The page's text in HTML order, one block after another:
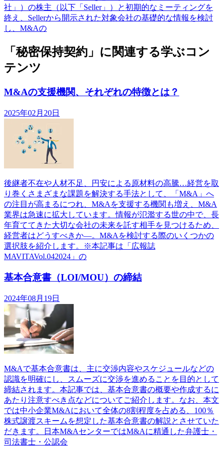
社」）の株主（以下「Seller」）と初期的なミーティングを
終え、Sellerから開示された対象会社の基礎的な情報を検討
し、M&Aの
「秘密保持契約」に関連する学ぶコン
テンツ
M&Aの支援機関、それぞれの特徴とは？
2025年02月20日
後継者不在や人材不足、円安による原材料の高騰…経営を取
り巻くさまざまな課題を解決する手法として、「M&A」へ
の注目が高まるにつれ、M&Aを支援する機関も増え、M&A
業界は急速に拡大しています。情報が氾濫する世の中で、長
年育ててきた大切な会社の未来を託す相手を見つけるため、
経営者はどうすべきか―。M&Aを検討する際のいくつかの
選択肢を紹介します。※本記事は「広報誌
MAVITAVol.042024」の
基本合意書（LOI/MOU）の締結
2024年08月19日
M&Aで基本合意書は、主に交渉内容やスケジュールなどの
認識を明確にし、スムーズに交渉を進めることを目的として
締結されます。本記事では、基本合意書の概要や作成するに
あたり注意すべき点などについてご紹介します。なお、本文
では中小企業M&Aにおいて全体の8割程度を占める、100％
株式譲渡スキームを想定した基本合意書の解説とさせていた
だきます。日本M&AセンターではM&Aに精通した弁護士・
司法書士・公認会